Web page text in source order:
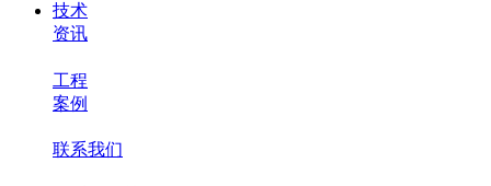
技术
资讯
工程
案例
联系我们